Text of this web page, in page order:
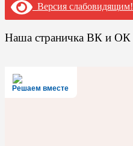
Версия слабовидящим!
Наша страничка ВК и ОК
Решаем вместе